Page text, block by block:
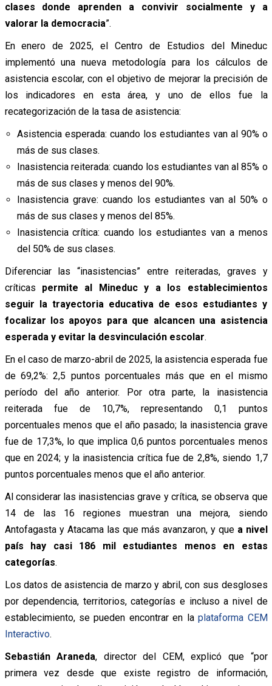
clases donde aprenden a convivir socialmente y a
valorar la democracia”.
En enero de 2025, el Centro de Estudios del Mineduc
implementó una nueva metodología para los cálculos de
asistencia escolar, con el objetivo de mejorar la precisión de
los indicadores en esta área, y uno de ellos fue la
recategorización de la tasa de asistencia:
Asistencia esperada: cuando los estudiantes van al 90% o
más de sus clases.
Inasistencia reiterada: cuando los estudiantes van al 85% o
más de sus clases y menos del 90%.
Inasistencia grave: cuando los estudiantes van al 50% o
más de sus clases y menos del 85%.
Inasistencia crítica: cuando los estudiantes van a menos
del 50% de sus clases.
Diferenciar las “inasistencias” entre reiteradas, graves y
críticas permite al Mineduc y a los establecimientos
seguir la trayectoria educativa de esos estudiantes y
focalizar los apoyos para que alcancen una asistencia
esperada y evitar la desvinculación escolar.
En el caso de marzo-abril de 2025, la asistencia esperada fue
de 69,2%: 2,5 puntos porcentuales más que en el mismo
período del año anterior. Por otra parte, la inasistencia
reiterada fue de 10,7%, representando 0,1 puntos
porcentuales menos que el año pasado; la inasistencia grave
fue de 17,3%, lo que implica 0,6 puntos porcentuales menos
que en 2024; y la inasistencia crítica fue de 2,8%, siendo 1,7
puntos porcentuales menos que el año anterior.
Al considerar las inasistencias grave y crítica, se observa que
14 de las 16 regiones muestran una mejora, siendo
Antofagasta y Atacama las que más avanzaron, y que a nivel
país hay casi 186 mil estudiantes menos en estas
categorías.
Los datos de asistencia de marzo y abril, con sus desgloses
por dependencia, territorios, categorías e incluso a nivel de
establecimiento, se pueden encontrar en laplataforma CEM
Interactivo.
Sebastián Araneda, director del CEM, explicó que “por
primera vez desde que existe registro de información,